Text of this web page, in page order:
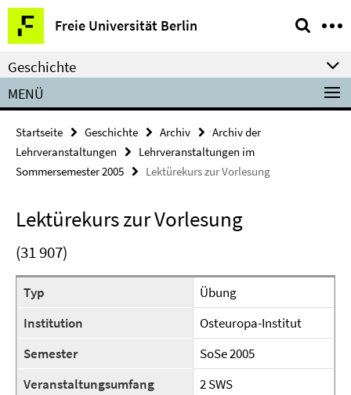
Springe
direkt
zu
Inhalt
Freie Universität Berlin
Service-
Navigation
Geschichte
MENÜ
Startseite Geschichte Archiv
Archiv der
Lehrveranstaltungen
Lehrveranstaltungen im
Sommersemester 2005
Lektürekurs zur Vorlesung
Lektürekurs zur Vorlesung
(31 907)
Typ
Übung
Institution
Osteuropa-Institut
Semester
SoSe 2005
Veranstaltungsumfang
2 SWS